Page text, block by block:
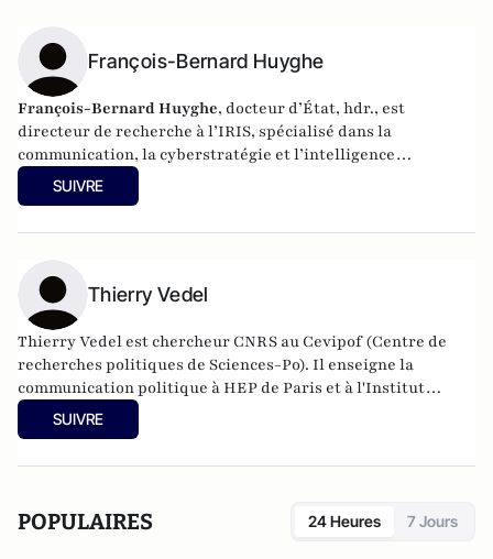
François-Bernard Huyghe
François-Bernard Huyghe, docteur d’État, hdr., est
directeur de recherche à l’IRIS, spécialisé dans la
communication, la cyberstratégie et l’intelligence
économique, derniers livres : « L’art de la guerre
idéologique » (le Cerf 2021) et « Fake news Manip, infox et
SUIVRE
Thierry Vedel
Thierry Vedel est chercheur CNRS au Cevipof (Centre de
recherches politiques de Sciences-Po). Il enseigne la
communication politique à HEP de Paris et à l'Institut
français de presse (université Paris-ll)
SUIVRE
POPULAIRES 24 Heures 7 Jours